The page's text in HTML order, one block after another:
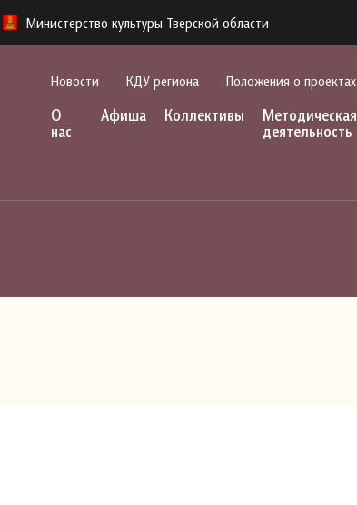
Министерство культуры Тверской области
Новости КДУ региона Положения о проектах
О
нас
Афиша Коллективы
Методическая
деятельность